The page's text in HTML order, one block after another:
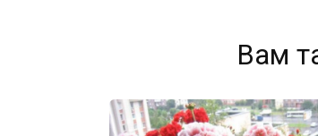
Вам